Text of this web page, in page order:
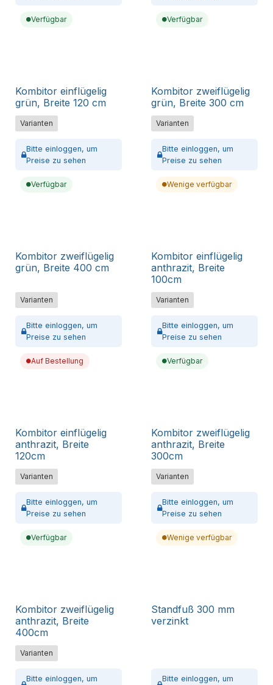
Verfügbar Verfügbar
Kombitor einflügelig
grün, Breite 120 cm
Varianten
Bitte einloggen, um
Preise zu sehen
Verfügbar
Kombitor zweiflügelig
grün, Breite 300 cm
Varianten
Bitte einloggen, um
Preise zu sehen
Wenige verfügbar
Kombitor zweiflügelig
grün, Breite 400 cm
Varianten
Bitte einloggen, um
Preise zu sehen
Auf Bestellung
Kombitor einflügelig
anthrazit, Breite
100cm
Varianten
Bitte einloggen, um
Preise zu sehen
Verfügbar
Kombitor einflügelig
anthrazit, Breite
120cm
Varianten
Bitte einloggen, um
Preise zu sehen
Verfügbar
Kombitor zweiflügelig
anthrazit, Breite
300cm
Varianten
Bitte einloggen, um
Preise zu sehen
Wenige verfügbar
Kombitor zweiflügelig
anthrazit, Breite
400cm
Varianten
Bitte einloggen, um
Standfuß 300 mm
verzinkt
Bitte einloggen, um